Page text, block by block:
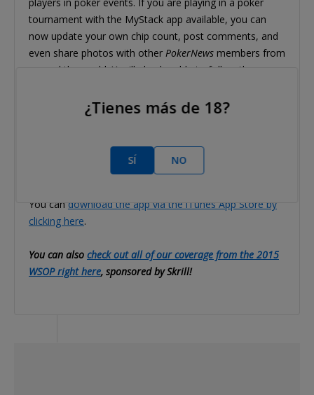
tournament with the MyStack app available, you can
now update your own chip count, post comments, and
even share photos with other PokerNews members from
around the world. You'll also be able to follow the
progress at the events, and even create a list of favorite
players to follow.
download the app via Google Play by clicking
You can download the app via the iTunes App Store by
clicking here.
You can also check out all of our coverage from the 2015
WSOP right here, sponsored by Skrill!
¿Tienes más de 18?
SÍ NO